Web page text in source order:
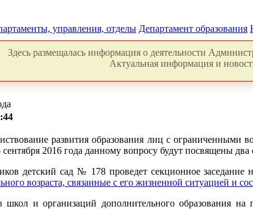
управления, отделы Департамент образования
Здесь размещалась информация о деятельности
Актуальная информация и
развития образования лиц с ограниченными
2016 года данному вопросу будут посвящены два
детский сад № 178 проведет секционное заседание
возраста, связанные с его жизненной ситуацией и
школ и организаций дополнительного образования